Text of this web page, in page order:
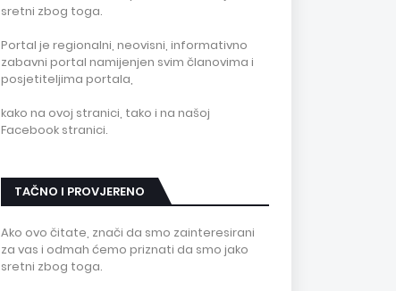
sretni zbog toga.
Portal je regionalni, neovisni, informativno
zabavni portal namijenjen svim članovima i
posjetiteljima portala,
kako na ovoj stranici, tako i na našoj
Facebook stranici.
TAČNO I PROVJERENO
Ako ovo čitate, znači da smo zainteresirani
za vas i odmah ćemo priznati da smo jako
sretni zbog toga.